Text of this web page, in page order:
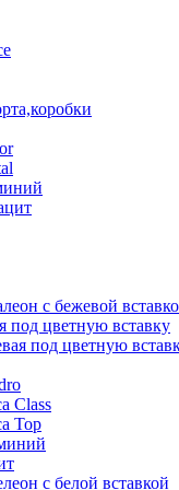
с бежевой
под цветную вставку
под цветную
Class
Top
с белой вставкой